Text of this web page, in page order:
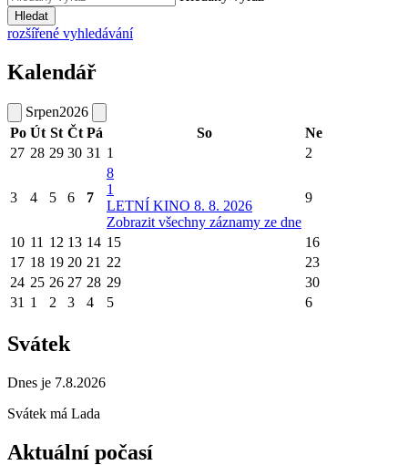
Hledat
rozšířené vyhledávání
Kalendář
Srpen2026
Po Út St Čt Pá So
Ne
27 28 29 30 31 1 2
3 4 5 6 7
8
1
LETNÍ KINO 8. 8. 2026
Zobrazit všechny záznamy ze dne
9
10 11 12 13 14 15
16
17 18 19 20 21 22
23
24 25 26 27 28 29
30
31 1 2 3 4 5 6
Svátek
Dnes je 7.8.2026
Svátek má Lada
Aktuální počasí